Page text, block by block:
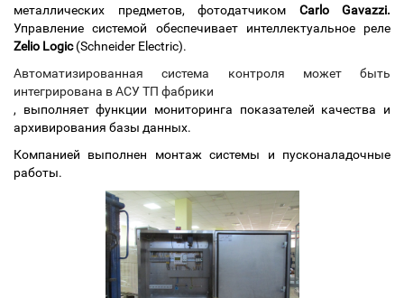
металлических предметов, фотодатчиком Carlo Gavazzi.
Управление системой обеспечивает интеллектуальное реле
Zelio Logic (Schneider Electric).
Автоматизированная система контроля может быть
интегрирована в АСУ ТП фабрики
, выполняет функции мониторинга показателей качества и
архивирования базы данных.
Компанией выполнен монтаж системы и пусконаладочные
работы.